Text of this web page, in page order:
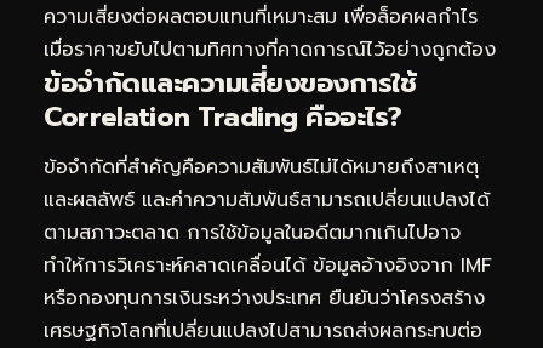
ความเสี่ยงต่อผลตอบแทนที่เหมาะสม เพื่อล็อคผลกำไร
เมื่อราคาขยับไปตามทิศทางที่คาดการณ์ไว้อย่างถูกต้อง
ข้อจำกัดและความเสี่ยงของการใช้
Correlation Trading คืออะไร?
ข้อจำกัดที่สำคัญคือความสัมพันธ์ไม่ได้หมายถึงสาเหตุ
และผลลัพธ์ และค่าความสัมพันธ์สามารถเปลี่ยนแปลงได้
ตามสภาวะตลาด การใช้ข้อมูลในอดีตมากเกินไปอาจ
ทำให้การวิเคราะห์คลาดเคลื่อนได้ ข้อมูลอ้างอิงจาก IMF
หรือกองทุนการเงินระหว่างประเทศ ยืนยันว่าโครงสร้าง
เศรษฐกิจโลกที่เปลี่ยนแปลงไปสามารถส่งผลกระทบต่อ